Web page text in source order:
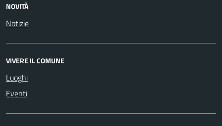
NOVITÀ
Notizie
VIVERE IL COMUNE
Luoghi
Eventi